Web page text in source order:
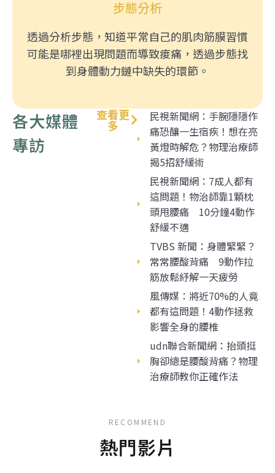
步態分析
透過分析步態，知道平常自己的肌肉筋膜習慣
可能是哪裡出現問題而導致痠痛，透過步態找
到身體動力鏈中缺失的環節。
各大媒體
專訪
查看更
多
民視新聞網：手腕隱隱作
痛恐釀一生宿疾！想在亮
黃燈時解危？物理治療師
揭5招舒緩術
民視新聞網：7成人都有
這問題！物治師靠1顆枕
頭甩腰痛 10分鐘4動作
舒緩不適
TVBS 新聞：身體緊緊？
常常腰酸背痛 9動作拉
筋放鬆紓解一天疲勞
風傳媒：將近70%的人竟
都有這問題！4動作拯救
影響全身的腰椎
udn聯合新聞網：抬頭挺
胸卻總是腰酸背痛？物理
治療師教你正確作法
RECOMMEND
熱門影片